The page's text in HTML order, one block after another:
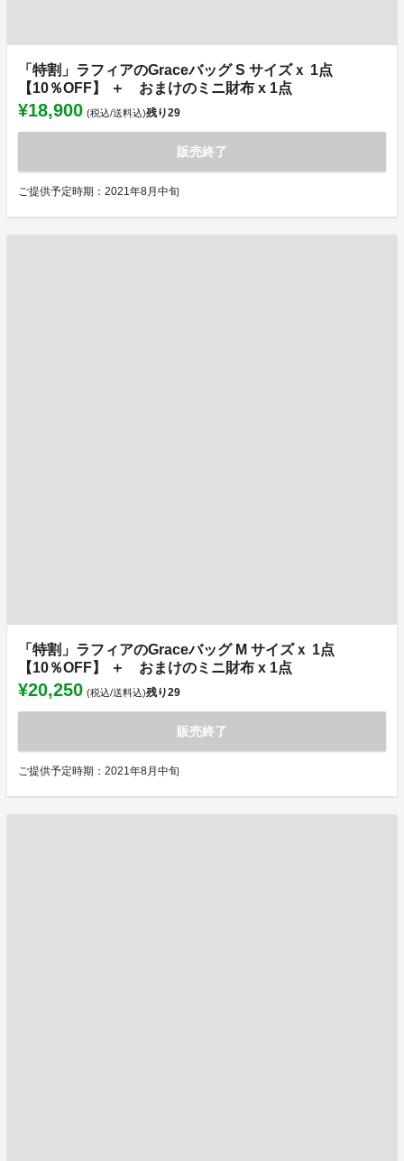
「特割」ラフィアのGraceバッグ S サイズｘ 1点
【10％OFF】 ＋ おまけのミニ財布 x 1点
¥18,900 (税込/送料込)残り29
販売終了
ご提供予定時期：2021年8月中旬
「特割」ラフィアのGraceバッグ M サイズｘ 1点
【10％OFF】 ＋ おまけのミニ財布 x 1点
¥20,250 (税込/送料込)残り29
販売終了
ご提供予定時期：2021年8月中旬